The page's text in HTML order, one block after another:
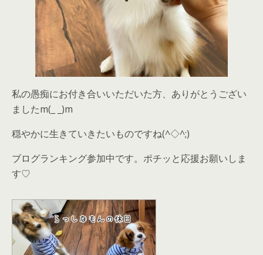
私の愚痴にお付き合いいただいた方、ありがとうござい
ましたm(_ _)m
穏やかに生きていきたいものですね(^◇^;)
ブログランキング参加中です。ポチッと応援お願いしま
す♡